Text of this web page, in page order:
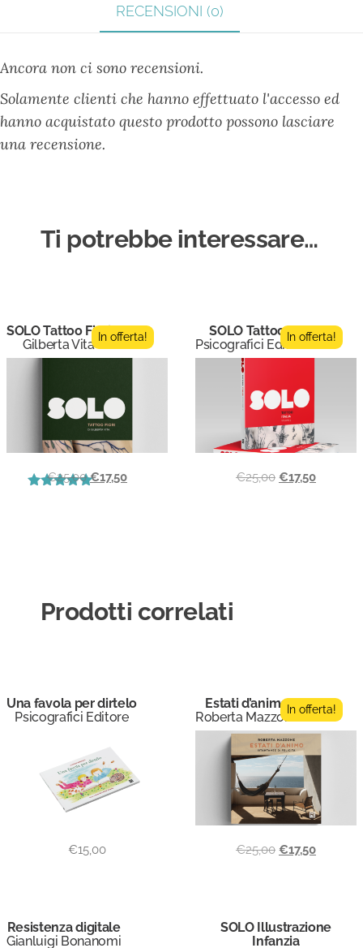
RECENSIONI (0)
Ancora non ci sono recensioni.
Solamente clienti che hanno effettuato l'accesso ed
hanno acquistato questo prodotto possono lasciare
una recensione.
Ti potrebbe interessare…
SOLO Tattoo Fiori
Gilberta Vita In offerta!
€25,00 €17,50
SOLO Tattoo 2
Psicografici EditoreIn offerta!
€25,00 €17,50
Prodotti correlati
Una favola per dirtelo
Psicografici Editore
€15,00
Estati d’animo
Roberta MazzoneIn offerta!
€25,00 €17,50
Resistenza digitale
Gianluigi Bonanomi
SOLO Illustrazione
Infanzia